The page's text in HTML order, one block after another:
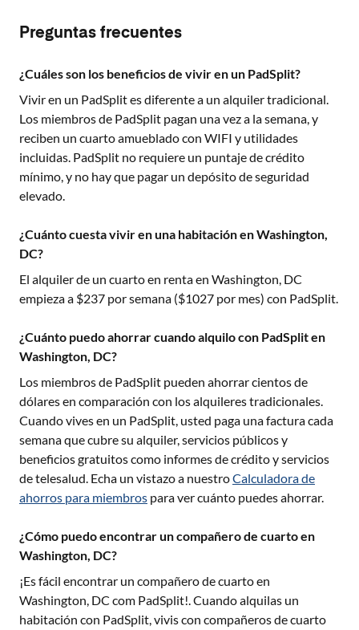
Preguntas frecuentes
¿Cuáles son los beneficios de vivir en un PadSplit?
Vivir en un PadSplit es diferente a un alquiler tradicional.
Los miembros de PadSplit pagan una vez a la semana, y
reciben un cuarto amueblado con WIFI y utilidades
incluidas. PadSplit no requiere un puntaje de crédito
mínimo, y no hay que pagar un depósito de seguridad
elevado.
¿Cuánto cuesta vivir en una habitación en Washington,
DC?
El alquiler de un cuarto en renta en Washington, DC
empieza a $237 por semana ($1027 por mes) con PadSplit.
¿Cuánto puedo ahorrar cuando alquilo con PadSplit en
Washington, DC?
Los miembros de PadSplit pueden ahorrar cientos de
dólares en comparación con los alquileres tradicionales.
Cuando vives en un PadSplit, usted paga una factura cada
semana que cubre su alquiler, servicios públicos y
beneficios gratuitos como informes de crédito y servicios
de telesalud. Echa un vistazo a nuestroCalculadora de
ahorros para miembros para ver cuánto puedes ahorrar.
¿Cómo puedo encontrar un compañero de cuarto en
Washington, DC?
¡Es fácil encontrar un compañero de cuarto en
Washington, DC com PadSplit!. Cuando alquilas un
habitación con PadSplit, vivis con compañeros de cuarto